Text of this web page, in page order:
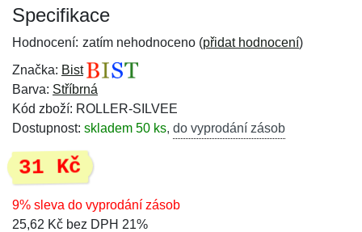
Specifikace
Hodnocení: zatím nehodnoceno (přidat hodnocení)
Značka: Bist
Barva: Stříbrná
Kód zboží: ROLLER-SILVEE
Dostupnost: skladem 50 ks, do vyprodání zásob
31 Kč
9% sleva do vyprodání zásob
25,62 Kč bez DPH 21%